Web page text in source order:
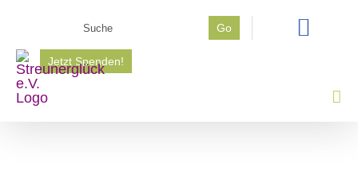
springen
Go
Jetzt Spenden!